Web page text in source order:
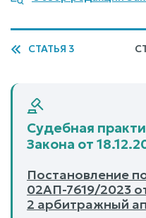
СТАТЬЯ 3
Судебная
Закона от
Постановление
02АП-7619/2023
2 арбитражный